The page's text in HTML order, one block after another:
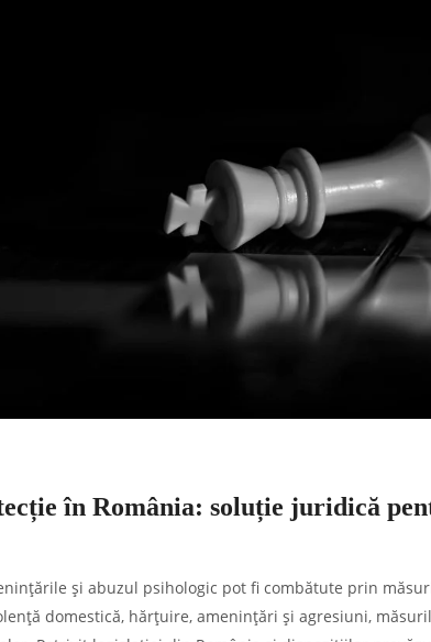
în România: soluție juridică
și abuzul psihologic pot fi combătute prin
domestică, hărțuire, amenințări și agresiuni,